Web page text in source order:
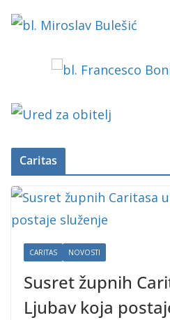
Caritas
CARITAS NOVOSTI
Susret župnih
Ljubav koja